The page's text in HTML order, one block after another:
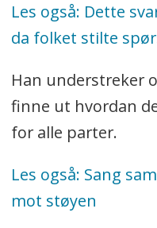
Les også: Dette
da folket stilte
Han understreker
finne ut hvordan
for alle parter.
Les også: Sang
mot støyen